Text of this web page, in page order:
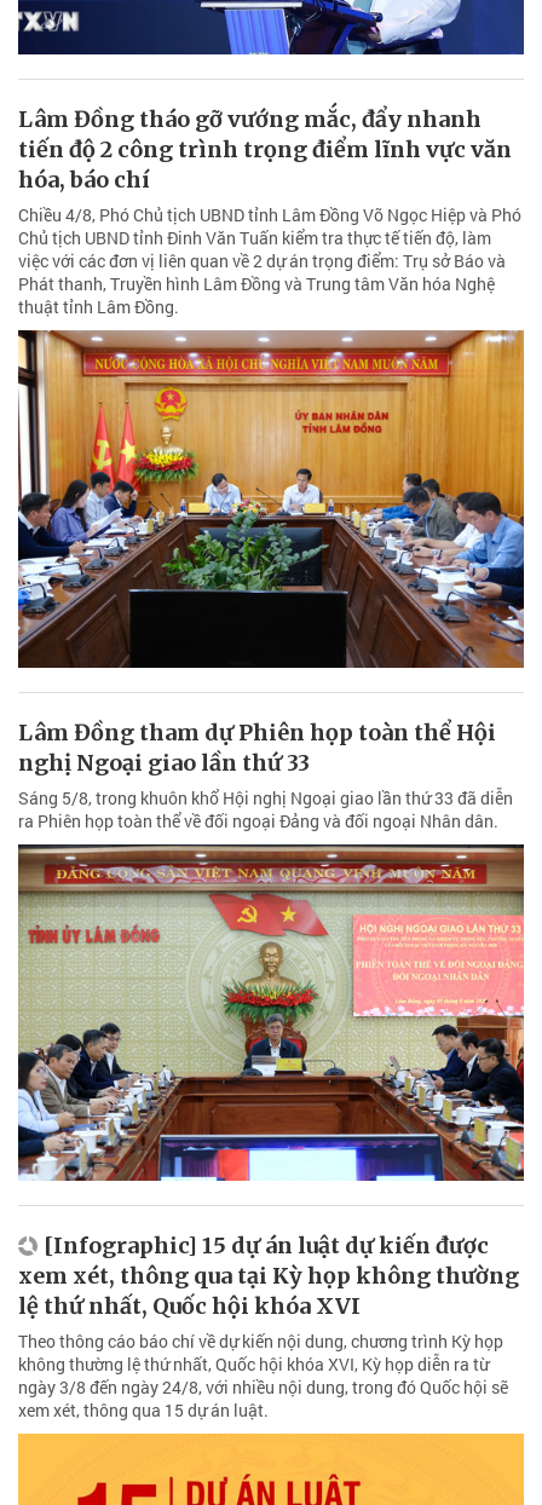
Lâm Đồng tháo gỡ vướng mắc, đẩy nhanh
tiến độ 2 công trình trọng điểm lĩnh vực văn
hóa, báo chí
Chiều 4/8, Phó Chủ tịch UBND tỉnh Lâm Đồng Võ Ngọc Hiệp và Phó
Chủ tịch UBND tỉnh Đinh Văn Tuấn kiểm tra thực tế tiến độ, làm
việc với các đơn vị liên quan về 2 dự án trọng điểm: Trụ sở Báo và
Phát thanh, Truyền hình Lâm Đồng và Trung tâm Văn hóa Nghệ
thuật tỉnh Lâm Đồng.
Lâm Đồng tham dự Phiên họp toàn thể Hội
nghị Ngoại giao lần thứ 33
Sáng 5/8, trong khuôn khổ Hội nghị Ngoại giao lần thứ 33 đã diễn
ra Phiên họp toàn thể về đối ngoại Đảng và đối ngoại Nhân dân.
[Infographic] 15 dự án luật dự kiến được
xem xét, thông qua tại Kỳ họp không thường
lệ thứ nhất, Quốc hội khóa XVI
Theo thông cáo báo chí về dự kiến nội dung, chương trình Kỳ họp
không thường lệ thứ nhất, Quốc hội khóa XVI, Kỳ họp diễn ra từ
ngày 3/8 đến ngày 24/8, với nhiều nội dung, trong đó Quốc hội sẽ
xem xét, thông qua 15 dự án luật.